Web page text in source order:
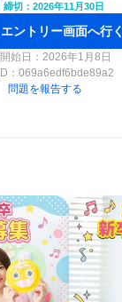
締切：2026年11月30日
エントリー画面へ行く
始日：2026年1月8日
： 069a6edf6bde89a2
問題を報告する